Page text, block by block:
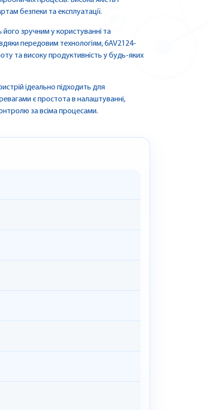
безпеки та експлуатації.
його зручним у користуванні та
передовим технологіям, 6AV2124-
та високу продуктивність у будь-яких
ідеально підходить для
є простота в налаштуванні,
за всіма процесами.